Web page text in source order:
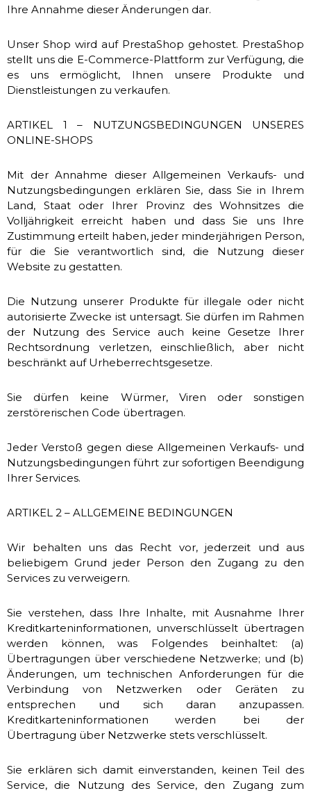
Ihre Annahme dieser Änderungen dar.
Unser Shop wird auf PrestaShop gehostet. PrestaShop
stellt uns die E-Commerce-Plattform zur Verfügung, die
es uns ermöglicht, Ihnen unsere Produkte und
Dienstleistungen zu verkaufen.
ARTIKEL 1 – NUTZUNGSBEDINGUNGEN UNSERES
ONLINE-SHOPS
Mit der Annahme dieser Allgemeinen Verkaufs- und
Nutzungsbedingungen erklären Sie, dass Sie in Ihrem
Land, Staat oder Ihrer Provinz des Wohnsitzes die
Volljährigkeit erreicht haben und dass Sie uns Ihre
Zustimmung erteilt haben, jeder minderjährigen Person,
für die Sie verantwortlich sind, die Nutzung dieser
Website zu gestatten.
Die Nutzung unserer Produkte für illegale oder nicht
autorisierte Zwecke ist untersagt. Sie dürfen im Rahmen
der Nutzung des Service auch keine Gesetze Ihrer
Rechtsordnung verletzen, einschließlich, aber nicht
beschränkt auf Urheberrechtsgesetze.
Sie dürfen keine Würmer, Viren oder sonstigen
zerstörerischen Code übertragen.
Jeder Verstoß gegen diese Allgemeinen Verkaufs- und
Nutzungsbedingungen führt zur sofortigen Beendigung
Ihrer Services.
ARTIKEL 2 – ALLGEMEINE BEDINGUNGEN
Wir behalten uns das Recht vor, jederzeit und aus
beliebigem Grund jeder Person den Zugang zu den
Services zu verweigern.
Sie verstehen, dass Ihre Inhalte, mit Ausnahme Ihrer
Kreditkarteninformationen, unverschlüsselt übertragen
werden können, was Folgendes beinhaltet: (a)
Übertragungen über verschiedene Netzwerke; und (b)
Änderungen, um technischen Anforderungen für die
Verbindung von Netzwerken oder Geräten zu
entsprechen und sich daran anzupassen.
Kreditkarteninformationen werden bei der
Übertragung über Netzwerke stets verschlüsselt.
Sie erklären sich damit einverstanden, keinen Teil des
Service, die Nutzung des Service, den Zugang zum